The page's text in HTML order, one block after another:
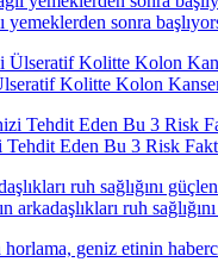
yemeklerden sonra
Kolitte Kolon
Eden Bu 3 Risk
arkadaşlıkları ruh